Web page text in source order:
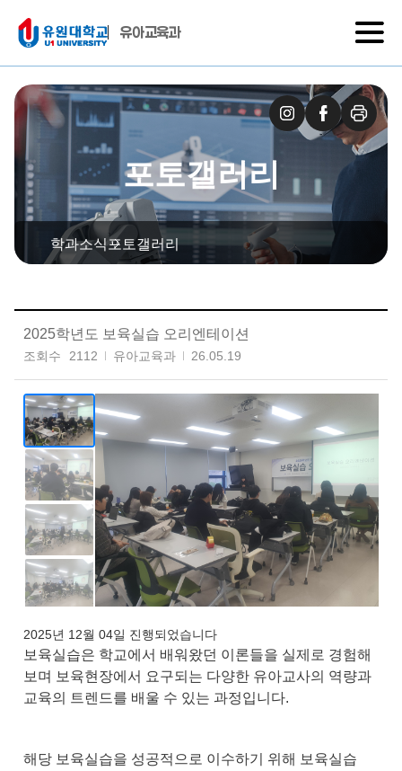
유아교육과
포토갤러리
학과소식포토갤러리
2025학년도 보육실습 오리엔테이션
조회수 2112 유아교육과 26.05.19
2025년 12월 04일 진행되었습니다
보육실습은 학교에서 배워왔던 이론들을 실제로 경험해
보며 보육현장에서 요구되는 다양한 유아교사의 역량과
교육의 트렌드를 배울 수 있는 과정입니다.
해당 보육실습을 성공적으로 이수하기 위해 보육실습